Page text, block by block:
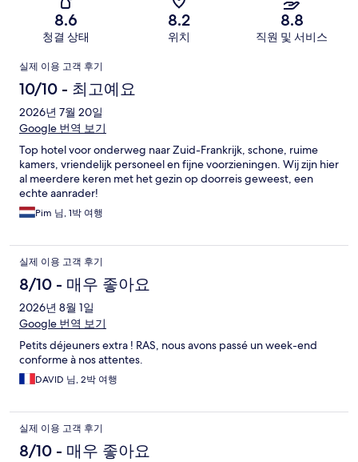
8.6
청결 상태
8.2
위치
8.8
직원 및 서비스
이
용
후
기
실제 이용 고객 후기
10/10 - 최고예요
2026년 7월 20일
Google 번역 보기
Top hotel voor onderweg naar Zuid-Frankrijk, schone, ruime
kamers, vriendelijk personeel en fijne voorzieningen. Wij zijn hier
al meerdere keren met het gezin op doorreis geweest, een
echte aanrader!
Pim 님, 1박 여행
실제 이용 고객 후기
8/10 - 매우 좋아요
2026년 8월 1일
Google 번역 보기
Petits déjeuners extra ! RAS, nous avons passé un week-end
conforme à nos attentes.
DAVID 님, 2박 여행
실제 이용 고객 후기
8/10 - 매우 좋아요